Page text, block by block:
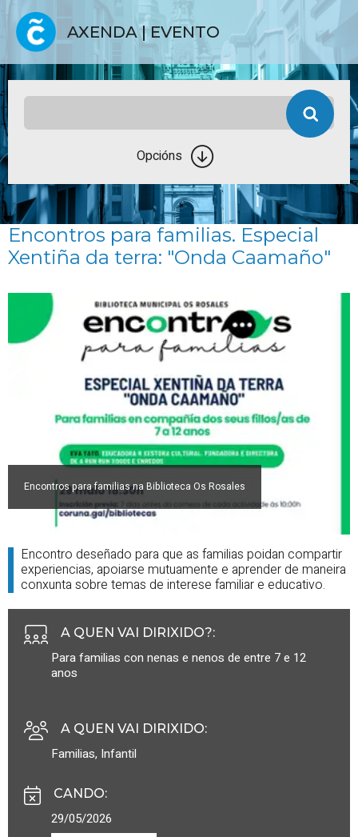
AXENDA | EVENTO
Opcións
Encontros para familias. Especial
Xentiña da terra: "Onda Caamaño"
Encontros para familias na Biblioteca Os Rosales
Encontro deseñado para que as familias poidan compartir
experiencias, apoiarse mutuamente e aprender de maneira
conxunta sobre temas de interese familiar e educativo.
A QUEN VAI DIRIXIDO?:
Para familias con nenas e nenos de entre 7 e 12
anos
A QUEN VAI DIRIXIDO:
Familias, Infantil
CANDO:
29/05/2026